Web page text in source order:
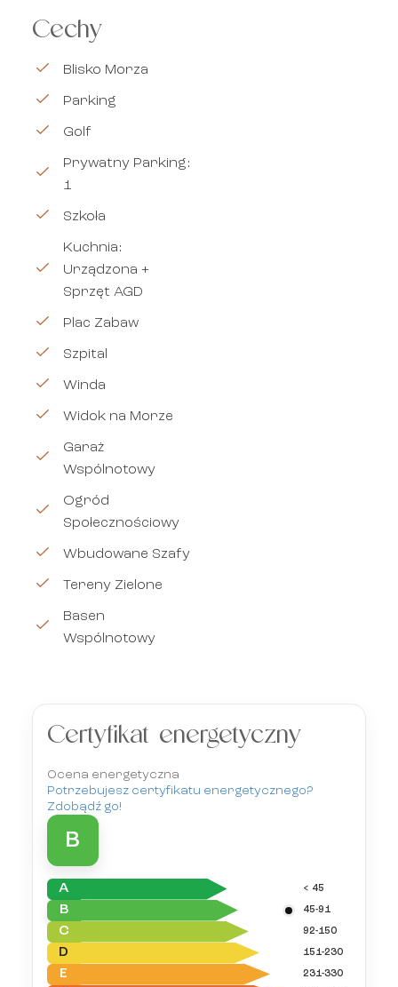
Cechy
Blisko Morza
Parking
Golf
Prywatny Parking:
1
Szkoła
Kuchnia:
Urządzona +
Sprzęt AGD
Plac Zabaw
Szpital
Winda
Widok na Morze
Garaż
Wspólnotowy
Ogród
Społecznościowy
Wbudowane Szafy
Tereny Zielone
Basen
Wspólnotowy
Certyfikat energetyczny
Ocena energetyczna
Potrzebujesz certyfikatu energetycznego?
Zdobądź go!
B
A < 45
B 45-91
C 92-150
D 151-230
E 231-330